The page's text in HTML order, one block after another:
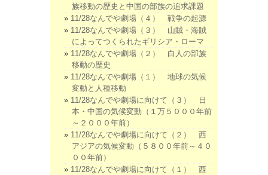
族移動の歴史と中国の部族の追求課題
11/28なんでや劇場（４） 戦争の起源
11/28なんでや劇場（３） 山賊・海賊
によってつくられたギリシア・ローマ
11/28なんでや劇場（２） 白人の部族
移動の歴史
11/28なんでや劇場（１） 地球の気候
変動と人種移動
11/28なんでや劇場に向けて（３） 日
本・中国の気候変動（１万５０００年前
～２０００年前）
11/28なんでや劇場に向けて（２） 西
アジアの気候変動（５８００年前～４０
００年前）
11/28なんでや劇場に向けて（１） 西